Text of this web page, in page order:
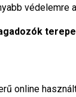
védelemre
online